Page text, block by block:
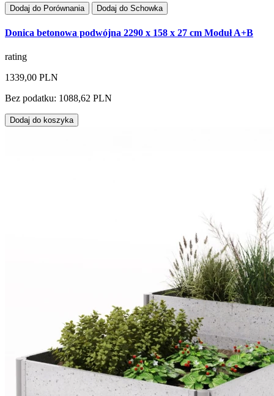
Dodaj do Porównania Dodaj do Schowka
Donica betonowa podwójna 2290 x 158 x 27 cm Moduł A+B
rating
1339,00 PLN
Bez podatku: 1088,62 PLN
Dodaj do koszyka